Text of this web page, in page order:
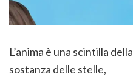
L’anima è una scintilla della
sostanza delle stelle,